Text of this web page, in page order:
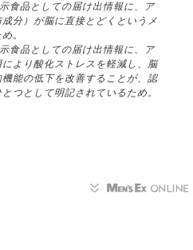
食品としての届け出情報に、ア
分）が脳に直接とどくというメ
。
食品としての届け出情報に、ア
より酸化ストレスを軽減し、脳
能の低下を改善することが、認
つとして明記されているため。